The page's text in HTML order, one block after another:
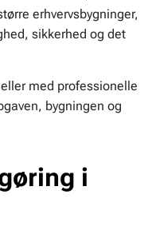
erhvervsbygninger,
sikkerhed og det
med professionelle
bygningen og
i